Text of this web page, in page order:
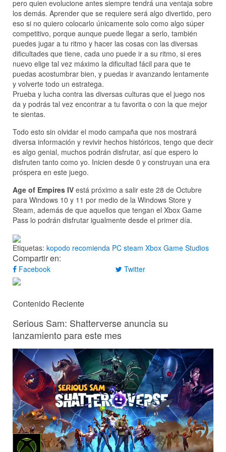
pero quien evolucione antes siempre tendrá una ventaja sobre
los demás. Aprender que se requiere será algo divertido, pero
eso si no quiero colocarlo únicamente solo como algo súper
competitivo, porque aunque puede llegar a serlo, también
puedes jugar a tu ritmo y hacer las cosas con las diversas
dificultades que tiene, cada uno puede ir a su ritmo, si eres
nuevo elige tal vez máximo la dificultad fácil para que te
puedas acostumbrar bien, y puedas ir avanzando lentamente
y volverte todo un estratega.
Prueba y lucha contra las diversas culturas que el juego nos
da y podrás tal vez encontrar a tu favorita o con la que mejor
te sientas.
Todo esto sin olvidar el modo campaña que nos mostrará
diversa información y revivir hechos históricos, tengo que decir
es algo genial, muchos podrán disfrutar, así que espero lo
disfruten tanto como yo. Inicien desde 0 y construyan una era
próspera en este juego.
Age of Empires IV está próximo a salir este 28 de Octubre
para Windows 10 y 11 por medio de la Windows Store y
Steam, además de que aquellos que tengan el Xbox Game
Pass lo podrán disfrutar igualmente desde el primer día.
Etiquetas: kopodo recomienda PC steam Xbox Game Studios
Compartir en:
Facebook Twitter
Contenido Reciente
Serious Sam: Shatterverse anuncia su
lanzamiento para este mes